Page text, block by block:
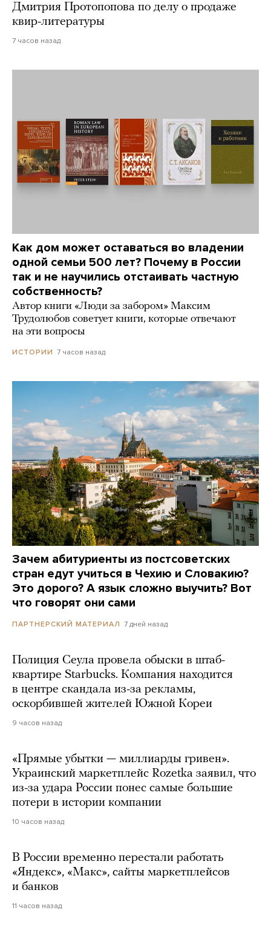
Дмитрия Протопопова по делу о продаже
квир-литературы
7 часов назад
Как дом может оставаться во владении
одной семьи 500 лет? Почему в России
так и не научились отстаивать частную
собственность?
Автор книги «Люди за забором» Максим
Трудолюбов советует книги, которые отвечают
на эти вопросы
ИСТОРИИ 7 часов назад
Зачем абитуриенты из постсоветских
стран едут учиться в Чехию и Словакию?
Это дорого? А язык сложно выучить? Вот
что говорят они сами
ПАРТНЕРСКИЙ МАТЕРИАЛ 7 дней назад
Полиция Сеула провела обыски в штаб-
квартире Starbucks. Компания находится
в центре скандала из-за рекламы,
оскорбившей жителей Южной Кореи
9 часов назад
«Прямые убытки — миллиарды гривен».
Украинский маркетплейс Rozetka заявил, что
из-за удара России понес самые большие
потери в истории компании
10 часов назад
В России временно перестали работать
«Яндекс», «Макс», сайты маркетплейсов
и банков
11 часов назад